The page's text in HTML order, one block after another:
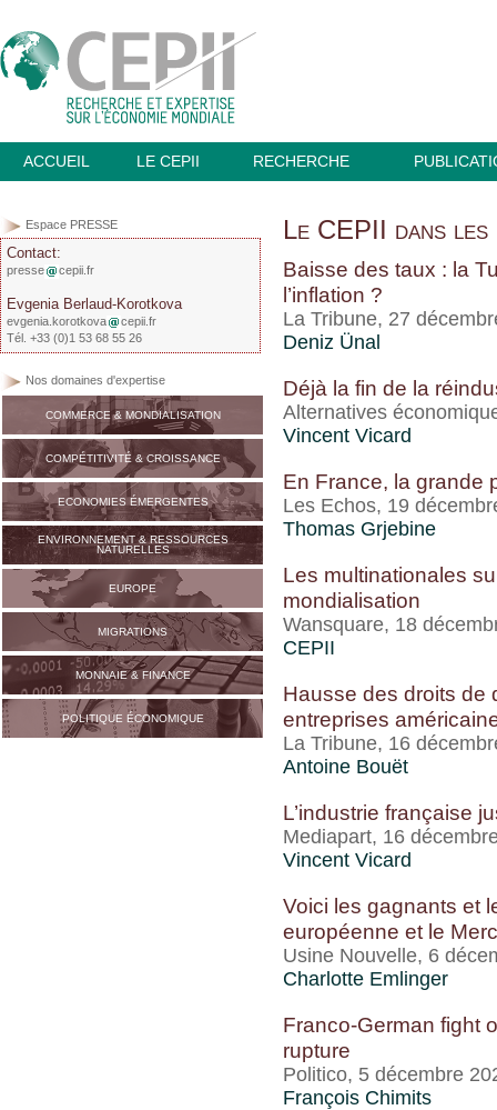
ACCUEIL LE CEPII RECHERCHE
Espace PRESSE
Contact:
presse cepii.fr
Evgenia Berlaud-Korotkova
evgenia.korotkova
cepii.fr
Tél. +33 (0)1 53 68 55 26
Nos domaines d'expertise
COMMERCE & MONDIALISATION
COMPÉTITIVITÉ & CROISSANCE
ECONOMIES ÉMERGENTES
ENVIRONNEMENT & RESSOURCES
NATURELLES
EUROPE
MIGRATIONS
MONNAIE & FINANCE
POLITIQUE ÉCONOMIQUE
Le CEPII dans les
Baisse des taux : la
l’inflation ?
La Tribune, 27
Deniz Ünal
Déjà la fin de la
Alternatives
Vincent Vicard
En France, la grande
Les Echos, 19
Thomas Grjebine
Les multinationales
mondialisation
Wansquare, 18
CEPII
Hausse des droits de
entreprises
La Tribune, 16
Antoine Bouët
L’industrie française
Mediapart, 16
Vincent Vicard
Voici les gagnants et
européenne et le
Usine Nouvelle, 6
Charlotte Emlinger
Franco-German fight
rupture
Politico, 5 décembre
François Chimits